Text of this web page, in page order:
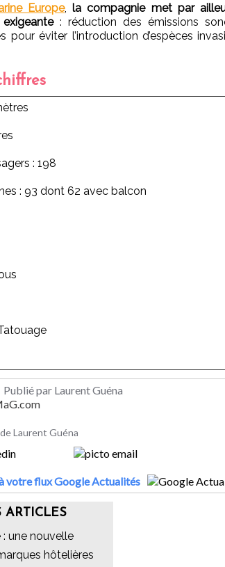
Europe, la compagnie met par
: réduction des émissions
pour éviter l’introduction d’espèces
: 198
: 93 dont 62 avec balcon
Publié par Laurent Guéna
Laurent Guéna
votre flux Google Actualités
ARTICLES
: une nouvelle
hôtelières